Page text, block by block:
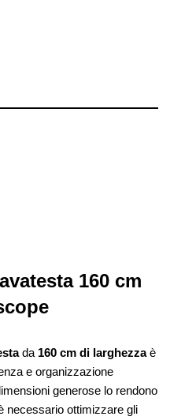
160 cm
da 160 cm di larghezzaè
e organizzazione
generose lo rendono
necessario ottimizzare gli